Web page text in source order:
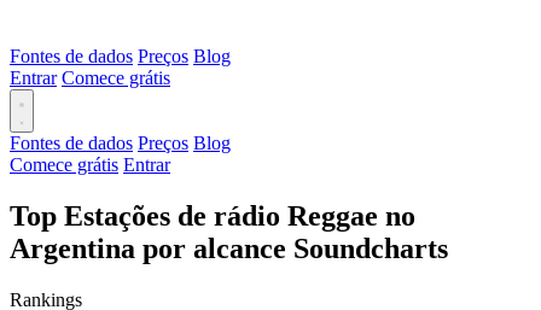
Fontes de dados Preços Blog
Entrar Comece grátis
Fontes de dados Preços Blog
Comece grátis Entrar
Top Estações de rádio Reggae no
Argentina por alcance Soundcharts
Rankings